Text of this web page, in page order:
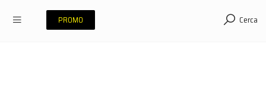
PROMO Cerca